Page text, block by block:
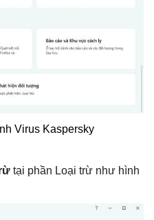
Virus Kaspersky
tại phần Loại trừ như hình